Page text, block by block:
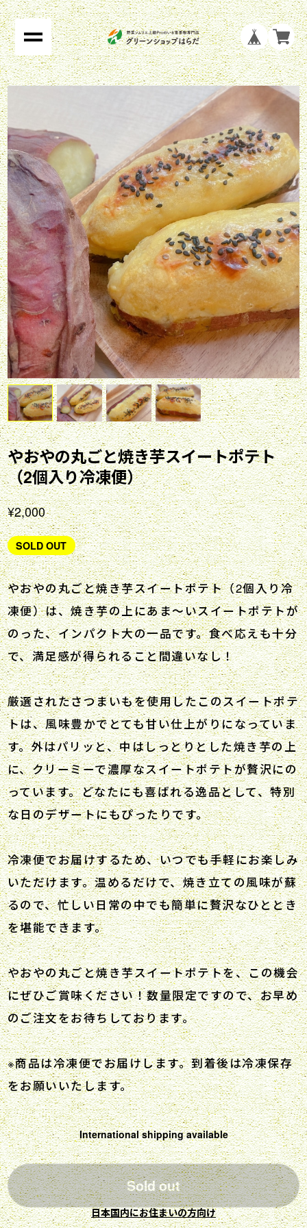
やおやの丸ごと焼き芋スイートポテト
（2個入り冷凍便）
¥2,000
SOLD OUT
やおやの丸ごと焼き芋スイートポテト（2個入り冷
凍便）は、焼き芋の上にあま〜いスイートポテトが
のった、インパクト大の一品です。食べ応えも十分
で、満足感が得られること間違いなし！
厳選されたさつまいもを使用したこのスイートポテ
トは、風味豊かでとても甘い仕上がりになっていま
す。外はパリッと、中はしっとりとした焼き芋の上
に、クリーミーで濃厚なスイートポテトが贅沢にの
っています。どなたにも喜ばれる逸品として、特別
な日のデザートにもぴったりです。
冷凍便でお届けするため、いつでも手軽にお楽しみ
いただけます。温めるだけで、焼き立ての風味が蘇
るので、忙しい日常の中でも簡単に贅沢なひととき
を堪能できます。
やおやの丸ごと焼き芋スイートポテトを、この機会
にぜひご賞味ください！数量限定ですので、お早め
のご注文をお待ちしております。
※商品は冷凍便でお届けします。到着後は冷凍保存
をお願いいたします。
International shipping available
Sold out
日本国内にお住まいの方向け